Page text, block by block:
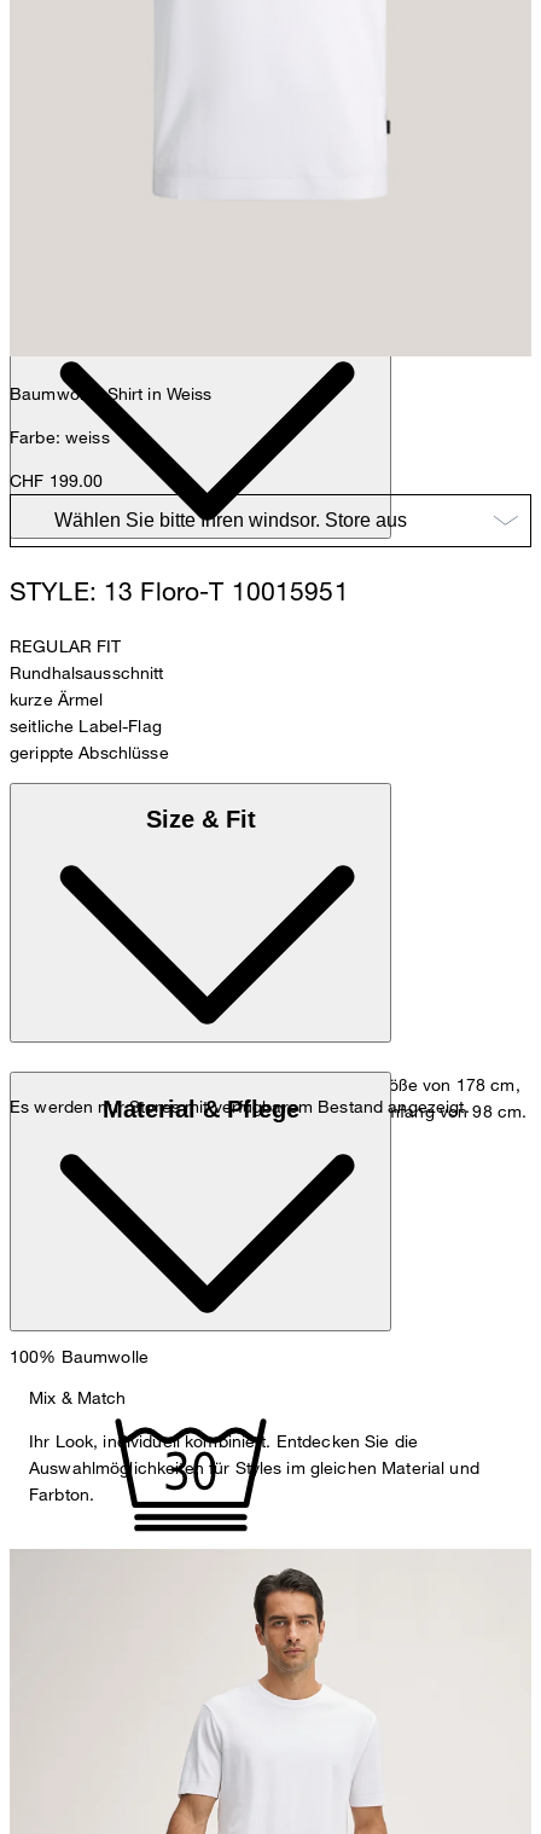
Baumwoll-T-Shirt in Weiss
Farbe: weiss
CHF 199.00
Es werden nur Stores mit verfügbarem Bestand angezeigt.
STYLE: 13 Floro-T 10015951
REGULAR FIT
Rundhalsausschnitt
kurze Ärmel
seitliche Label-Flag
gerippte Abschlüsse
Size & Fit
Das Model trägt die Größe M, bei einer Körpergröße von 178 cm,
einem Brustumfang von 98 cm und einem Hüftumfang von 98 cm.
Material & Pflege
100% Baumwolle
Maschinenwäsche bei 30°C, sehr schonend
Mix & Match
Ihr Look, individuell kombiniert. Entdecken Sie die
Auswahlmöglichkeiten für Styles im gleichen Material und
Farbton.